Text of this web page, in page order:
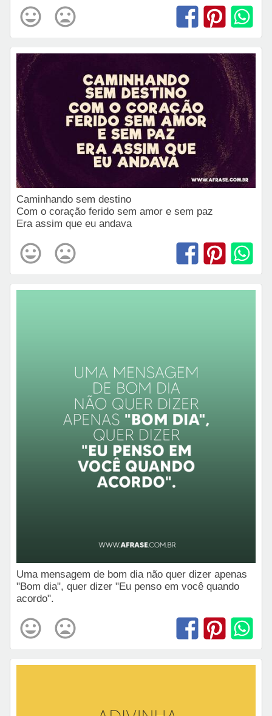
Caminhando sem destino
Com o coração ferido sem amor e sem paz
Era assim que eu andava
Uma mensagem de bom dia não quer dizer apenas
"Bom dia", quer dizer "Eu penso em você quando
acordo".